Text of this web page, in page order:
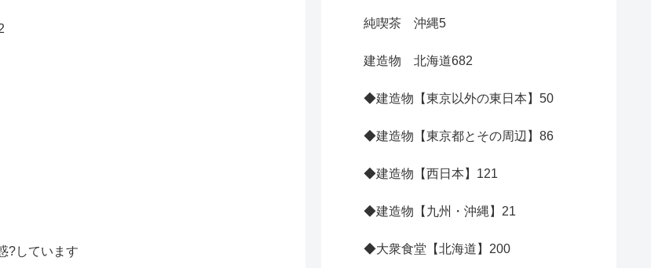
?しています
純喫茶 沖縄5
建造物 北海道682
◆建造物【東京以外の東日本】 50
◆建造物【東京都とその周辺】 86
◆建造物【西日本】 121
◆建造物【九州・沖縄】 21
◆大衆食堂【北海道】 200